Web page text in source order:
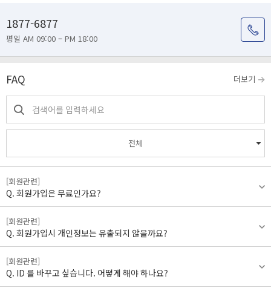
1877-6877
평일 AM 09:00 – PM 18:00
FAQ 더보기
전체
[회원관련]
회원가입은 무료인가요?
[회원관련]
회원가입시 개인정보는 유출되지 않을까요?
[회원관련]
ID 를 바꾸고 싶습니다. 어떻게 해야 하나요?